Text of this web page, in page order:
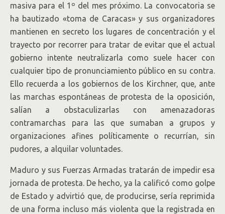
masiva para el 1º del mes próximo. La convocatoria se
ha bautizado «toma de Caracas» y sus organizadores
mantienen en secreto los lugares de concentración y el
trayecto por recorrer para tratar de evitar que el actual
gobierno intente neutralizarla como suele hacer con
cualquier tipo de pronunciamiento público en su contra.
Ello recuerda a los gobiernos de los Kirchner, que, ante
las marchas espontáneas de protesta de la oposición,
salían a obstaculizarlas con amenazadoras
contramarchas para las que sumaban a grupos y
organizaciones afines políticamente o recurrían, sin
pudores, a alquilar voluntades.
Maduro y sus Fuerzas Armadas tratarán de impedir esa
jornada de protesta. De hecho, ya la calificó como golpe
de Estado y advirtió que, de producirse, sería reprimida
de una forma incluso más violenta que la registrada en